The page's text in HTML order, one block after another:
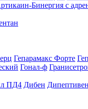
Бинергия с
Гепарамакс Форте
Гонал-ф
ПД4 Дибен Дипептивен